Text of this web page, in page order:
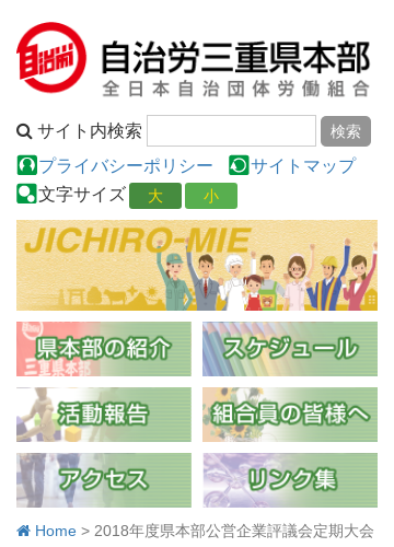
サイト内検索
プライバシーポリシー
サイトマップ
文字サイズ
大 小
Home > 2018年度県本部公営企業評議会定期大会